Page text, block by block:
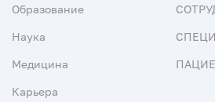
Образование
Наука
Медицина
Карьера